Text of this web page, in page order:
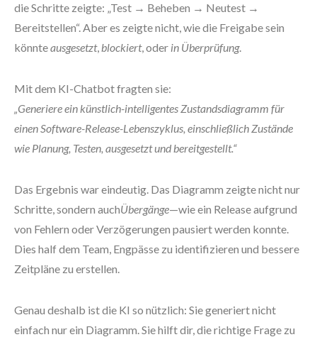
die Schritte zeigte: „Test → Beheben → Neutest →
Bereitstellen“. Aber es zeigte nicht, wie die Freigabe sein
könnteausgesetzt,blockiert, oder in Überprüfung.
Mit dem KI-Chatbot fragten sie:
„Generiere ein künstlich-intelligentes Zustandsdiagramm für
einen Software-Release-Lebenszyklus, einschließlich Zustände
wie Planung, Testen, ausgesetzt und bereitgestellt.“
Das Ergebnis war eindeutig. Das Diagramm zeigte nicht nur
Schritte, sondern auchÜbergänge—wie ein Release aufgrund
von Fehlern oder Verzögerungen pausiert werden konnte.
Dies half dem Team, Engpässe zu identifizieren und bessere
Zeitpläne zu erstellen.
Genau deshalb ist die KI so nützlich: Sie generiert nicht
einfach nur ein Diagramm. Sie hilft dir, die richtige Frage zu